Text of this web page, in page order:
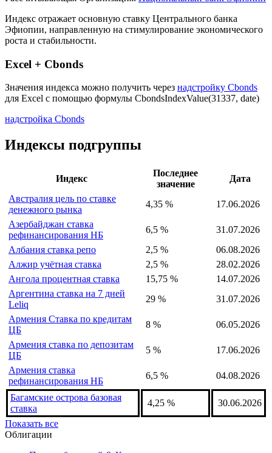
Страна: Эфиопия
Рассчитывающая Организация:
Индекс отражает основную ставку Центрального банка
Эфиопии, направленную на стимулирование экономического
роста и стабильности.
Excel + Cbonds
для Excel с помощью формулы
Индексы подгруппы
Индекс
значение
Австралия цель по ставке
денежного рынка
4,35 %
17.06.2026
Азербайджан ставка
рефинансирования НБ
6,5 %
Албания ставка репо
Алжир учётная ставка
Ангола процентная ставка
15,75 %
14.07.2026
Аргентина ставка на 7 дней
Leliq
Армения Ставка по кредитам
ЦБ
Армения ставка по депозитам
ЦБ
5 %
17.06.2026
Армения ставка
рефинансирования НБ
6,5 % 04.08.2026
Багамские острова базовая
ставка